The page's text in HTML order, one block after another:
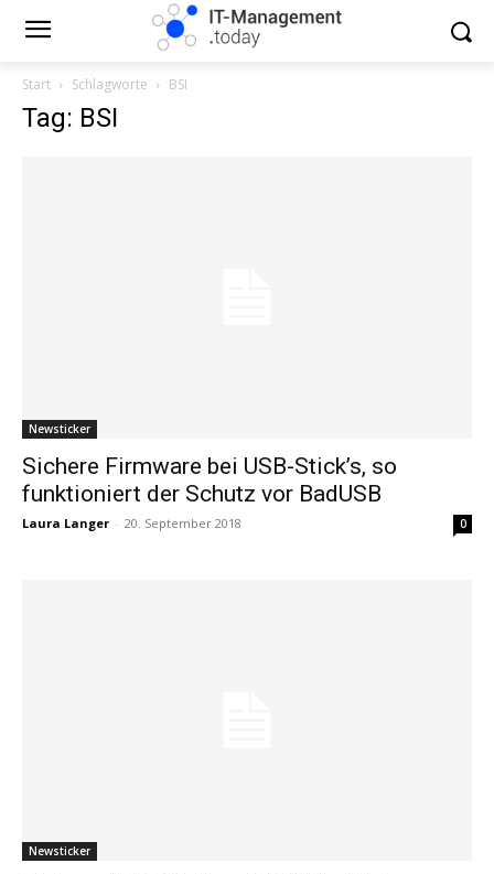
Start Schlagworte BSI
Tag: BSI
Newsticker
Sichere Firmware bei USB-Stick’s, so
funktioniert der Schutz vor BadUSB
Laura Langer - 20. September 2018 0
Newsticker